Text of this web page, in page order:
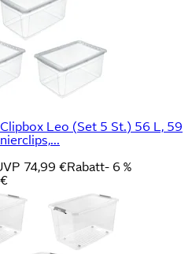
Leo (Set 5 St.) 56 L, 59
74,99 €Rabatt- 6 %